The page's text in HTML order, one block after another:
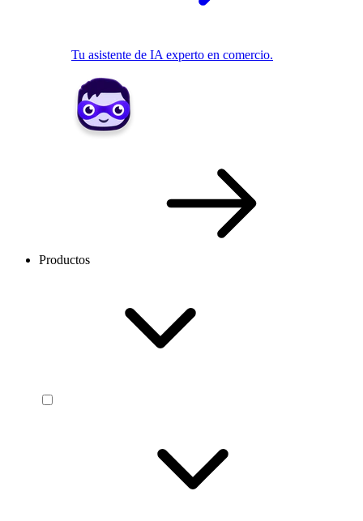
Tu asistente de IA experto en comercio.
Productos